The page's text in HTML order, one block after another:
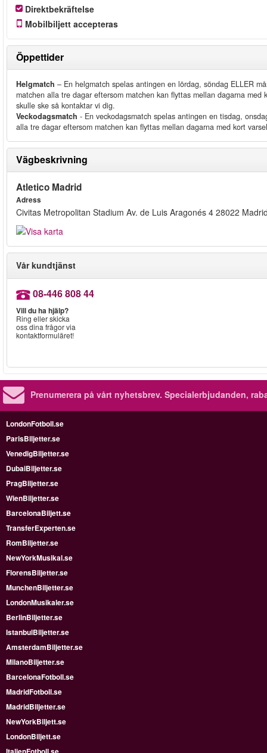
Direktbekräftelse
Mobilbiljett accepteras
Öppettider
Helgmatch – En helgmatch spelas antingen en lördag, söndag ELLER
matchen alla tre dagar eftersom matchen kan flyttas mellan dagarna
skulle ske så kontaktar vi dig.
Veckodagsmatch - En veckodagsmatch spelas antingen en tisdag,
alla tre dagar eftersom matchen kan flyttas mellan dagarna med kort
Vägbeskrivning
Atletico Madrid
Adress
Civitas Metropolitan Stadium Av. de Luis Aragonés 4 28022
Vår kundtjänst
08-446 808 44
Vill du ha hjälp?
Ring eller skicka
oss dina frågor via
kontaktformuläret!
Prenumerera på vårt nyhetsbrev. Specialerbjudanden,
LondonFotboll.se
ParisBiljetter.se
VenedigBiljetter.se
DubaiBiljetter.se
PragBiljetter.se
WienBiljetter.se
BarcelonaBiljett.se
TransferExperten.se
RomBiljetter.se
NewYorkMusikal.se
FlorensBiljetter.se
MunchenBiljetter.se
LondonMusikaler.se
BerlinBiljetter.se
IstanbulBiljetter.se
AmsterdamBiljetter.se
MilanoBiljetter.se
BarcelonaFotboll.se
MadridFotboll.se
MadridBiljetter.se
NewYorkBiljett.se
LondonBiljett.se